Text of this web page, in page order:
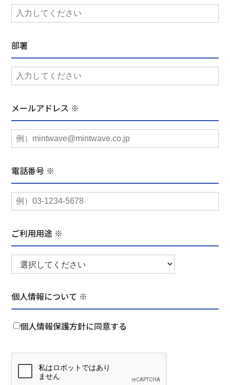
部署
メールアドレス ※
電話番号 ※
ご利用用途 ※
個人情報について ※
個人情報保護方針に同意する